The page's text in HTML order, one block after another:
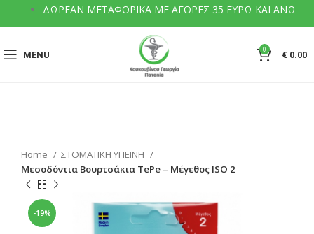
ΔΩΡΕΑΝ ΜΕΤΑΦΟΡΙΚΑ ΜΕ ΑΓΟΡΕΣ 35 ΕΥΡΩ ΚΑΙ ΑΝΩ
MENU 0 € 0.00
Home
ΣΤΟΜΑΤΙΚΗ ΥΓΙΕΙΝΗ
Μεσοδόντια Βουρτσάκια TePe – Μέγεθος ISO 2
-19%